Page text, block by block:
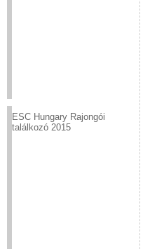
ESC Hungary Rajongói
találkozó 2015